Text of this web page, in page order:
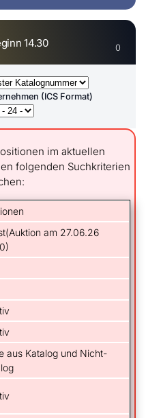
14.30 0
(ICS Format)
im aktuellen
folgenden Suchkriterien
am 27.06.26
aus Katalog und Nicht-